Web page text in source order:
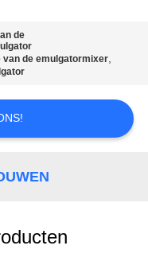
de
van de emulgatormixer,